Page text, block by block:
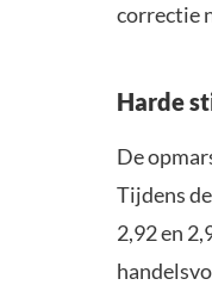
correctie
Harde
De
Tijdens
2,92 en